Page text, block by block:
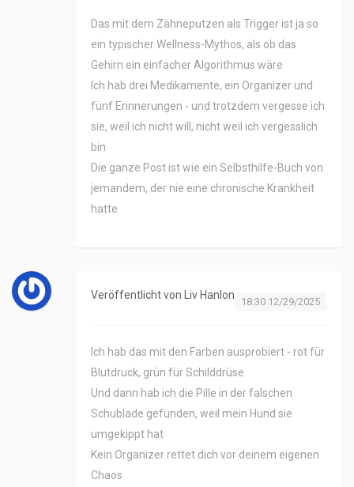
Das mit dem Zähneputzen als Trigger ist ja so
ein typischer Wellness-Mythos, als ob das
Gehirn ein einfacher Algorithmus wäre
Ich hab drei Medikamente, ein Organizer und
fünf Erinnerungen - und trotzdem vergesse ich
sie, weil ich nicht will, nicht weil ich vergesslich
bin
Die ganze Post ist wie ein Selbsthilfe-Buch von
jemandem, der nie eine chronische Krankheit
hatte
Veröffentlicht von Liv Hanlon
18:30 12/29/2025
Ich hab das mit den Farben ausprobiert - rot für
Blutdruck, grün für Schilddrüse
Und dann hab ich die Pille in der falschen
Schublade gefunden, weil mein Hund sie
umgekippt hat
Kein Organizer rettet dich vor deinem eigenen
Chaos